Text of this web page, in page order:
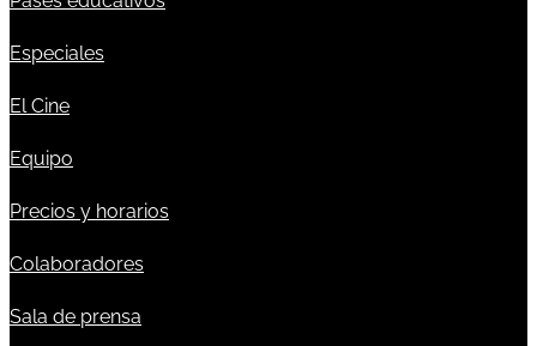
Especiales
El Cine
Equipo
Precios y horarios
Colaboradores
Sala de prensa